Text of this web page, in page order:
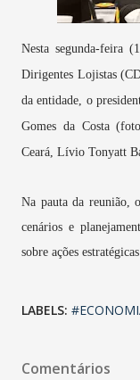
Nesta segunda-feira
Dirigentes Lojistas
da entidade, o
Gomes da Costa
Ceará, Lívio Tonyatt
Na pauta da reunião,
cenários e
sobre ações
LABELS:
Comentários